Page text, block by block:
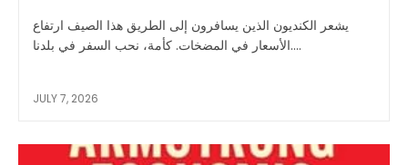
يشعر الكنديون الذين يسافرون إلى الطريق هذا الصيف ارتفاع
الأسعار في المضخات. كأمة، نحب السفر في بلدنا....
JULY 7, 2026